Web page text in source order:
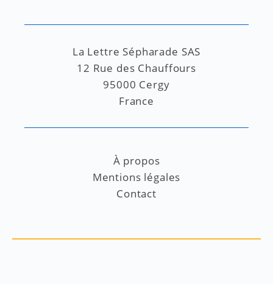
La Lettre Sépharade SAS
12 Rue des Chauffours
95000 Cergy
France
À propos
Mentions légales
Contact